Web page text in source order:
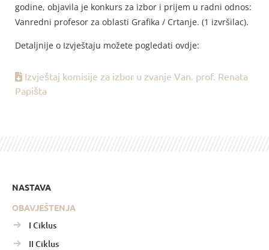
godine, objavila je konkurs za izbor i prijem u radni odnos:
Vanredni profesor za oblasti Grafika / Crtanje. (1 izvršilac).
Detaljnije o Izvještaju možete pogledati ovdje:
Izvještaj komisije za izbor u zvanje Van. prof. Renata
Papišta
NASTAVA
OBAVJEŠTENJA
I Ciklus
II Ciklus